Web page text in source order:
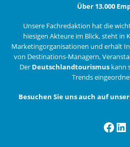
Über 13.000
Unsere Fachredaktion hat die
hiesigen Akteure im Blick, steht in
Marketingorganisationen und erhält
von Destinations-Managern,
Der Deutschlandtourismus kann
Trends
Besuchen Sie uns auch auf